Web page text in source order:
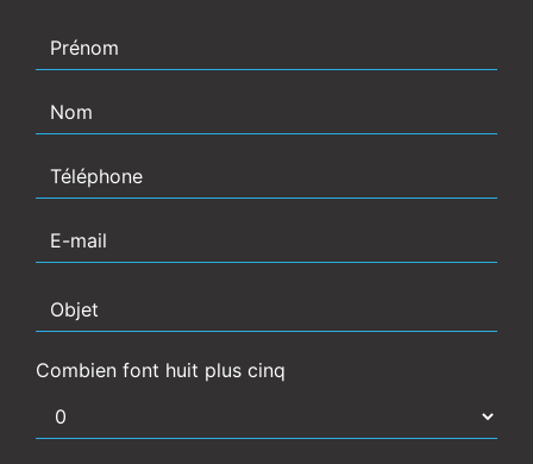
Combien font huit plus cinq